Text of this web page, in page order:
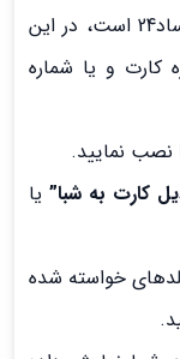
یکی از این روش‌ها استفاده از اپلیکیشن ساد24 است، در این
کارت و یا شماره
نصب نمایید.
کارت به شبا” یا
خواسته شده